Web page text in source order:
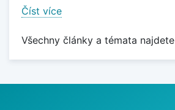
Číst více
Všechny články a témata najdete